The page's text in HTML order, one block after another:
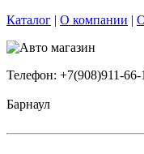
Каталог | О компании |
Телефон: +7(908)911-66-
Барнаул